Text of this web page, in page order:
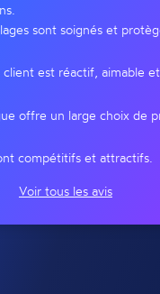
sont soignés et
client est réactif, aimable et
offre un large choix de
compétitifs et attractifs.
Voir tous les avis